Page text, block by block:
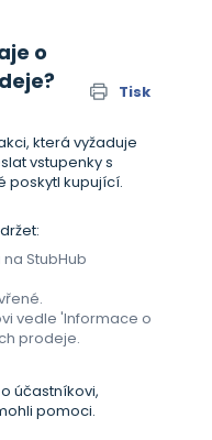
o
Tisk
která vyžaduje
vstupenky s
poskytl kupující.
StubHub
vedle 'Informace o
prodeje.
účastníkovi,
pomoci.